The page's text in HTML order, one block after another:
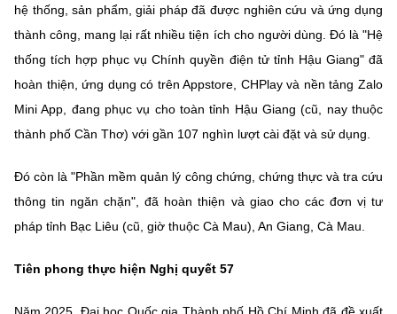
hệ thống, sản phẩm, giải pháp đã được nghiên cứu và ứng dụng
thành công, mang lại rất nhiều tiện ích cho người dùng. Đó là "Hệ
thống tích hợp phục vụ Chính quyền điện tử tỉnh Hậu Giang" đã
hoàn thiện, ứng dụng có trên Appstore, CHPlay và nền tảng Zalo
Mini App, đang phục vụ cho toàn tỉnh Hậu Giang (cũ, nay thuộc
thành phố Cần Thơ) với gần 107 nghìn lượt cài đặt và sử dụng.
Đó còn là "Phần mềm quản lý công chứng, chứng thực và tra cứu
thông tin ngăn chặn", đã hoàn thiện và giao cho các đơn vị tư
pháp tỉnh Bạc Liêu (cũ, giờ thuộc Cà Mau), An Giang, Cà Mau.
Tiên phong thực hiện Nghị quyết 57